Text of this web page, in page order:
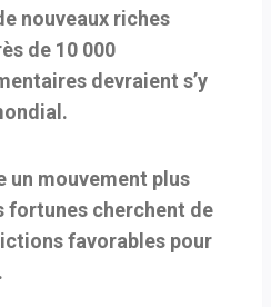
nouveaux riches
de 10 000
devraient s’y
un mouvement plus
fortunes cherchent de
favorables pour